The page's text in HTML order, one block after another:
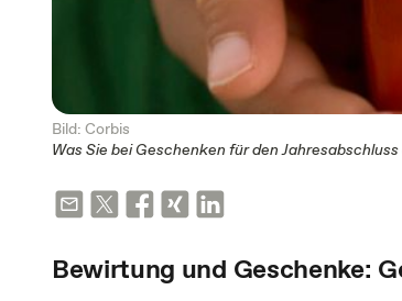
Bild: Corbis
Was Sie bei Geschenken für den
Bewirtung und Geschenke: